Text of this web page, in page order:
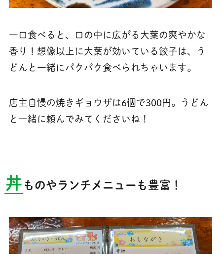
一口食べると、口の中に広がる大葉の爽やかな
香り！想像以上に大葉が効いている餃子は、う
どんと一緒にパクパク食べられちゃいます。
店主自慢の焼きギョウザは6個で300円。うどん
と一緒に頼んでみてくださいね！
丼 ものやランチメニューも豊富！